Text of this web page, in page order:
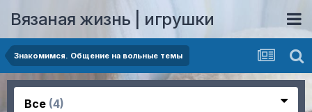
Вязаная жизнь | игрушки
Знакомимся. Общение на вольные темы
Все (4)